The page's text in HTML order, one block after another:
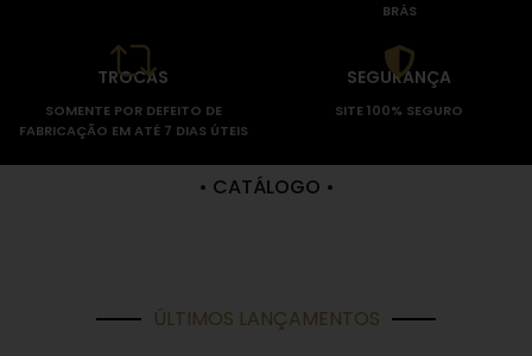
BRÁS
TROCAS
SOMENTE POR DEFEITO DE
FABRICAÇÃO EM ATÉ 7 DIAS ÚTEIS
SEGURANÇA
SITE 100% SEGURO
• CATÁLOGO •
ÚLTIMOS LANÇAMENTOS